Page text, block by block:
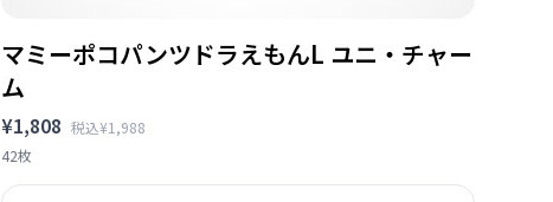
マミーポコパンツドラえもんL ユニ・チャー
ム
¥1,808 税込¥1,988
42枚